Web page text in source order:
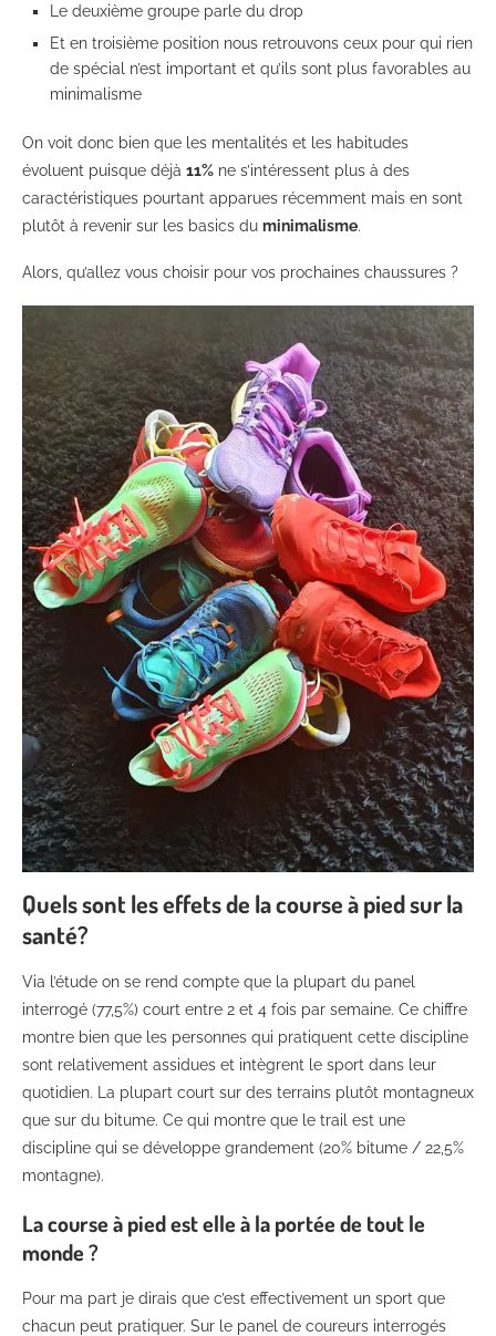
Le deuxième groupe parle du drop
Et en troisième position nous retrouvons ceux pour qui rien
de spécial n’est important et qu’ils sont plus favorables au
minimalisme
On voit donc bien que les mentalités et les habitudes
évoluent puisque déjà 11% ne s’intéressent plus à des
caractéristiques pourtant apparues récemment mais en sont
plutôt à revenir sur les basics du minimalisme.
Alors, qu’allez vous choisir pour vos prochaines chaussures ?
Quels sont les effets de la course à pied sur la
santé?
Via l’étude on se rend compte que la plupart du panel
interrogé (77,5%) court entre 2 et 4 fois par semaine. Ce chiffre
montre bien que les personnes qui pratiquent cette discipline
sont relativement assidues et intègrent le sport dans leur
quotidien. La plupart court sur des terrains plutôt montagneux
que sur du bitume. Ce qui montre que le trail est une
discipline qui se développe grandement (20% bitume / 22,5%
montagne).
La course à pied est elle à la portée de tout le
monde ?
Pour ma part je dirais que c’est effectivement un sport que
chacun peut pratiquer. Sur le panel de coureurs interrogés